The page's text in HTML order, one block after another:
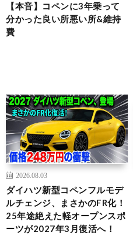
【本音】コペンに3年乗って
分かった良い所悪い所&維持
費
2026.08.03
ダイハツ新型コペンフルモデ
ルチェンジ、まさかのFR化！
25年途絶えた軽オープンスポ
ーツが2027年3月復活へ！